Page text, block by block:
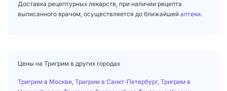
Доставка рецептурных лекарств, при наличии рецепта
выписанного врачом, осуществляется до ближайшей аптеки.
Цены на Тригрим в других городах
Тригрим в Москве Тригрим в Санкт-Петербург, Тригрим в